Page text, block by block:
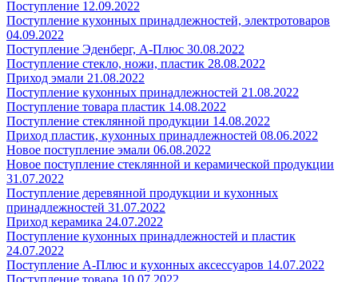
Поступление 12.09.2022
Поступление кухонных принадлежностей, электротоваров
04.09.2022
Поступление Эденберг, А-Плюс 30.08.2022
Поступление стекло, ножи, пластик 28.08.2022
Приход эмали 21.08.2022
Поступление кухонных принадлежностей 21.08.2022
Поступление товара пластик 14.08.2022
Поступление стеклянной продукции 14.08.2022
Приход пластик, кухонных принадлежностей 08.06.2022
Новое поступление эмали 06.08.2022
Новое поступление стеклянной и керамической продукции
31.07.2022
Поступление деревянной продукции и кухонных
принадлежностей 31.07.2022
Приход керамика 24.07.2022
Поступление кухонных принадлежностей и пластик
24.07.2022
Поступление А-Плюс и кухонных аксессуаров 14.07.2022
Поступление товара 10.07.2022